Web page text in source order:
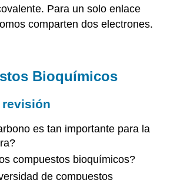
Para un solo enlace
comparten dos electrones.
Bioquímicos
revisión
es tan importante para la
compuestos bioquímicos?
de compuestos